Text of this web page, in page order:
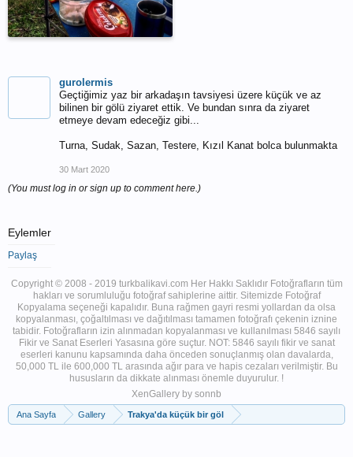
gurolermis
Geçtiğimiz yaz bir arkadaşın tavsiyesi üzere küçük ve az
bilinen bir gölü ziyaret ettik. Ve bundan sınra da ziyaret
etmeye devam edeceğiz gibi...
Turna, Sudak, Sazan, Testere, Kızıl Kanat bolca bulunmakta
30 Mart 2020
(You must log in or sign up to comment here.)
Eylemler
Paylaş
Copyright © 2008 - 2019 turkbalikavi.com Her Hakkı Saklıdır Fotoğrafların tüm
hakları ve sorumluluğu fotoğraf sahiplerine aittir. Sitemizde Fotoğraf
Kopyalama seçeneği kapalıdır. Buna rağmen gayri resmi yollardan da olsa
kopyalanması, çoğaltılması ve dağıtılması tamamen fotoğrafı çekenin iznine
tabidir. Fotoğrafların izin alınmadan kopyalanması ve kullanılması 5846 sayılı
Fikir ve Sanat Eserleri Yasasına göre suçtur. NOT: 5846 sayılı fikir ve sanat
eserleri kanunu kapsamında daha önceden sonuçlanmış olan davalarda,
50,000 TL ile 600,000 TL arasında ağır para ve hapis cezaları verilmiştir. Bu
hususların da dikkate alınması önemle duyurulur. !
XenGallery by sonnb
Ana Sayfa Gallery Trakya'da küçük bir göl